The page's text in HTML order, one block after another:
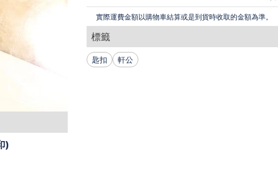
)
實際運費金額以購物車結算或是到貨時收取的金額為準。
標籤
匙扣 軒公